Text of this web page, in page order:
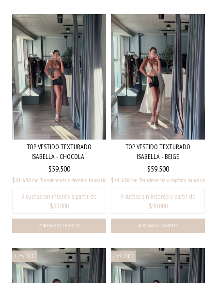
TOP VESTIDO TEXTURADO
ISABELLA - CHOCOLA...
$59.500
$41.650 con Transferencia o depósito bancario
TOP VESTIDO TEXTURADO
ISABELLA - BEIGE
$59.500
$41.650 con Transferencia o depósito bancario
12% OFF 21 % OFF